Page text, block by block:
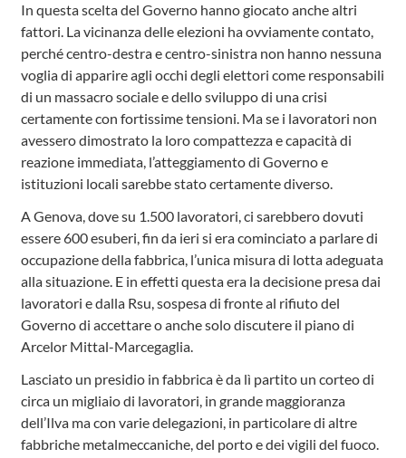
In questa scelta del Governo hanno giocato anche altri
fattori. La vicinanza delle elezioni ha ovviamente contato,
perché centro-destra e centro-sinistra non hanno nessuna
voglia di apparire agli occhi degli elettori come responsabili
di un massacro sociale e dello sviluppo di una crisi
certamente con fortissime tensioni. Ma se i lavoratori non
avessero dimostrato la loro compattezza e capacità di
reazione immediata, l’atteggiamento di Governo e
istituzioni locali sarebbe stato certamente diverso.
A Genova, dove su 1.500 lavoratori, ci sarebbero dovuti
essere 600 esuberi, fin da ieri si era cominciato a parlare di
occupazione della fabbrica, l’unica misura di lotta adeguata
alla situazione. E in effetti questa era la decisione presa dai
lavoratori e dalla Rsu, sospesa di fronte al rifiuto del
Governo di accettare o anche solo discutere il piano di
Arcelor Mittal-Marcegaglia.
Lasciato un presidio in fabbrica è da lì partito un corteo di
circa un migliaio di lavoratori, in grande maggioranza
dell’Ilva ma con varie delegazioni, in particolare di altre
fabbriche metalmeccaniche, del porto e dei vigili del fuoco.